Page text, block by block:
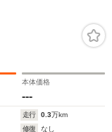
本体価格
---
走行 0.3万km
修復
なし